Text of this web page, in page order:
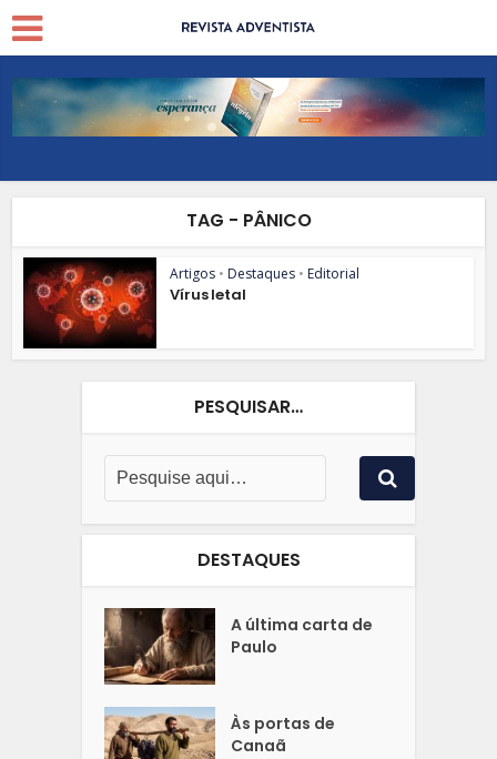
TAG - PÂNICO
Artigos • Destaques • Editorial
Vírus letal
PESQUISAR…
DESTAQUES
A última carta de
Paulo
Às portas de
Canaã